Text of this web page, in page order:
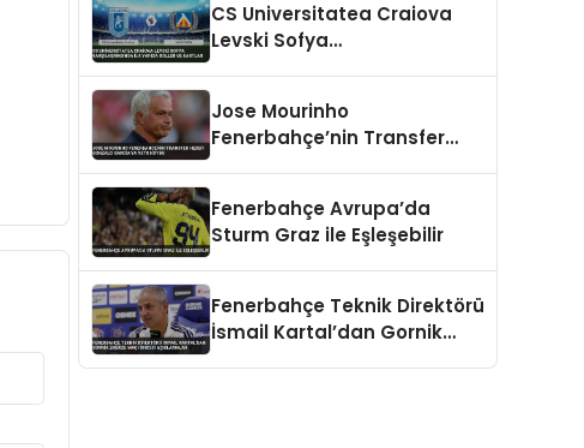
CS Universitatea Craiova
Levski Sofya
Jose Mourinho
Fenerbahçe’nin Transfer
Fenerbahçe Avrupa’da
Sturm Graz ile Eşleşebilir
Fenerbahçe Teknik Direktörü
İsmail Kartal’dan Gornik